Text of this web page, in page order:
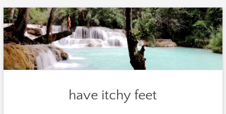
Zum
Inhalt
springen
have itchy feet